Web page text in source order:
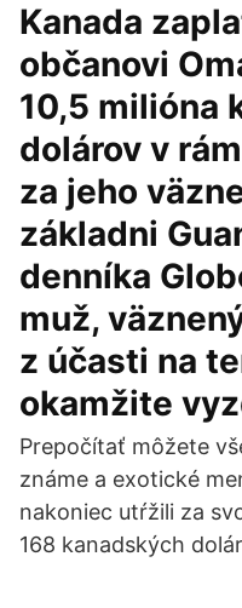
Kanada
občanovi
10,5 milióna
dolárov v
za jeho
základni
denníka
muž,
z účasti na
okamžite
Prepočítať môžete
známe a exotické
nakoniec utŕžili za
168 kanadských